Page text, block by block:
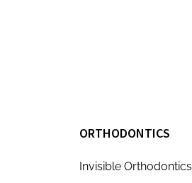
ORTHODONTICS
Invisible Orthodontics